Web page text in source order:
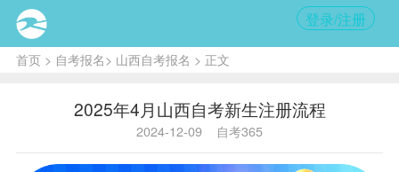
登录/注册
首页> 自考报名> 山西自考报名 > 正文
2025年4月山西自考新生注册流程
2024-12-09 自考365